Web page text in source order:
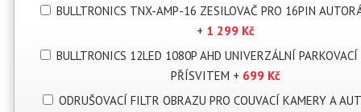
BULLTRONICS TNX-AMP-16 ZESILOVAČ PRO 16PIN
+ 1 299 Kč
BULLTRONICS 12LED 1080P AHD UNIVERZÁLNÍ PARKOVACÍ
PŘÍSVITEM + 699 Kč
ODRUŠOVACÍ FILTR OBRAZU PRO COUVACÍ KAMERY A